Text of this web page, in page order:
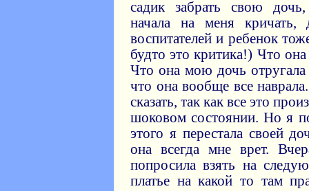
садик забрать свою
начала на меня кричать,
воспитателей и ребенок
будто это критика!) Что она
Что она мою дочь отругала
что она вообще все
сказать, так как все это
шоковом состоянии. Но я
этого я перестала своей
она всегда мне врет.
попросила взять на
платье на какой то там